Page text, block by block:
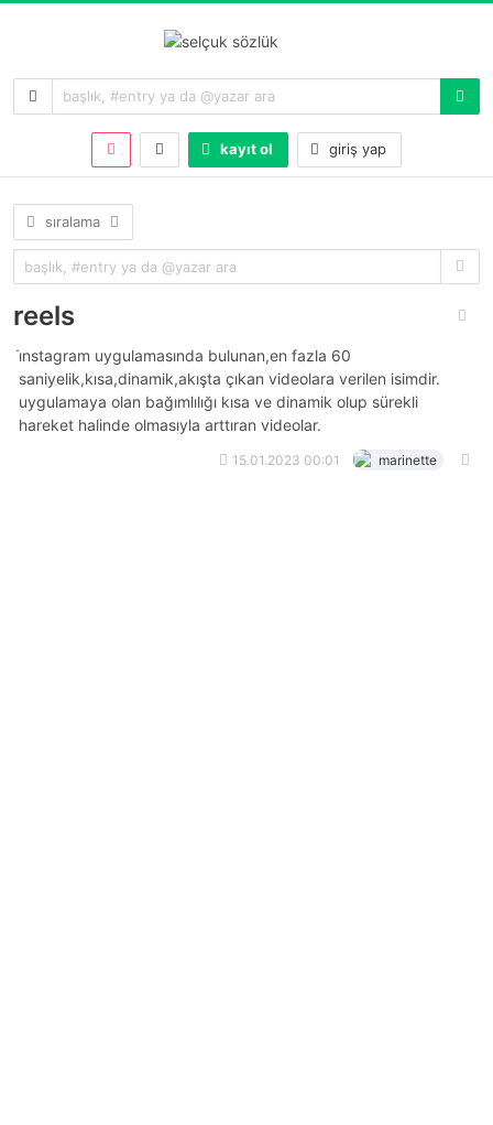
kayıt ol giriş yap
sıralama
reels
i̇nstagram uygulamasında bulunan,en fazla 60
saniyelik,kısa,dinamik,akışta çıkan videolara verilen isimdir.
uygulamaya olan bağımlılığı kısa ve dinamik olup sürekli
hareket halinde olmasıyla arttıran videolar.
15.01.2023 00:01 marinette